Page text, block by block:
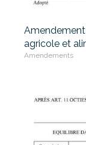
Amendement
agricole et
Amendements